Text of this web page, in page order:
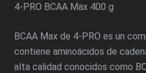
4-PRO BCAA Max 400 g
BCAA Max de 4-PRO es un
contiene aminoácidos de
alta calidad conocidos como